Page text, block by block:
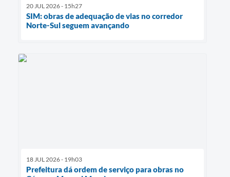
20 JUL 2026 - 15h27
SIM: obras de adequação de vias no corredor
Norte-Sul seguem avançando
18 JUL 2026 - 19h03
Prefeitura dá ordem de serviço para obras no